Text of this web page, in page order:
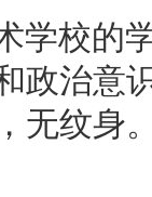
学校的
政治意
无纹身